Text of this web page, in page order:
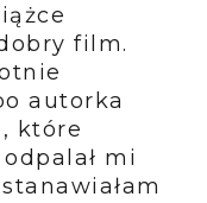
film.
autorka
które
mi